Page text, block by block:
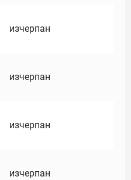
изчерпан
изчерпан
изчерпан
изчерпан